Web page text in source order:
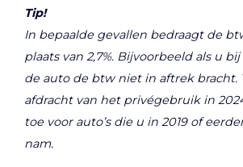
Tip!
In bepaalde gevallen bedraagt de
plaats van 2,7%. Bijvoorbeeld als u
de auto de btw niet in aftrek bracht.
afdracht van het privégebruik in
toe voor auto’s die u in 2019 of
nam.